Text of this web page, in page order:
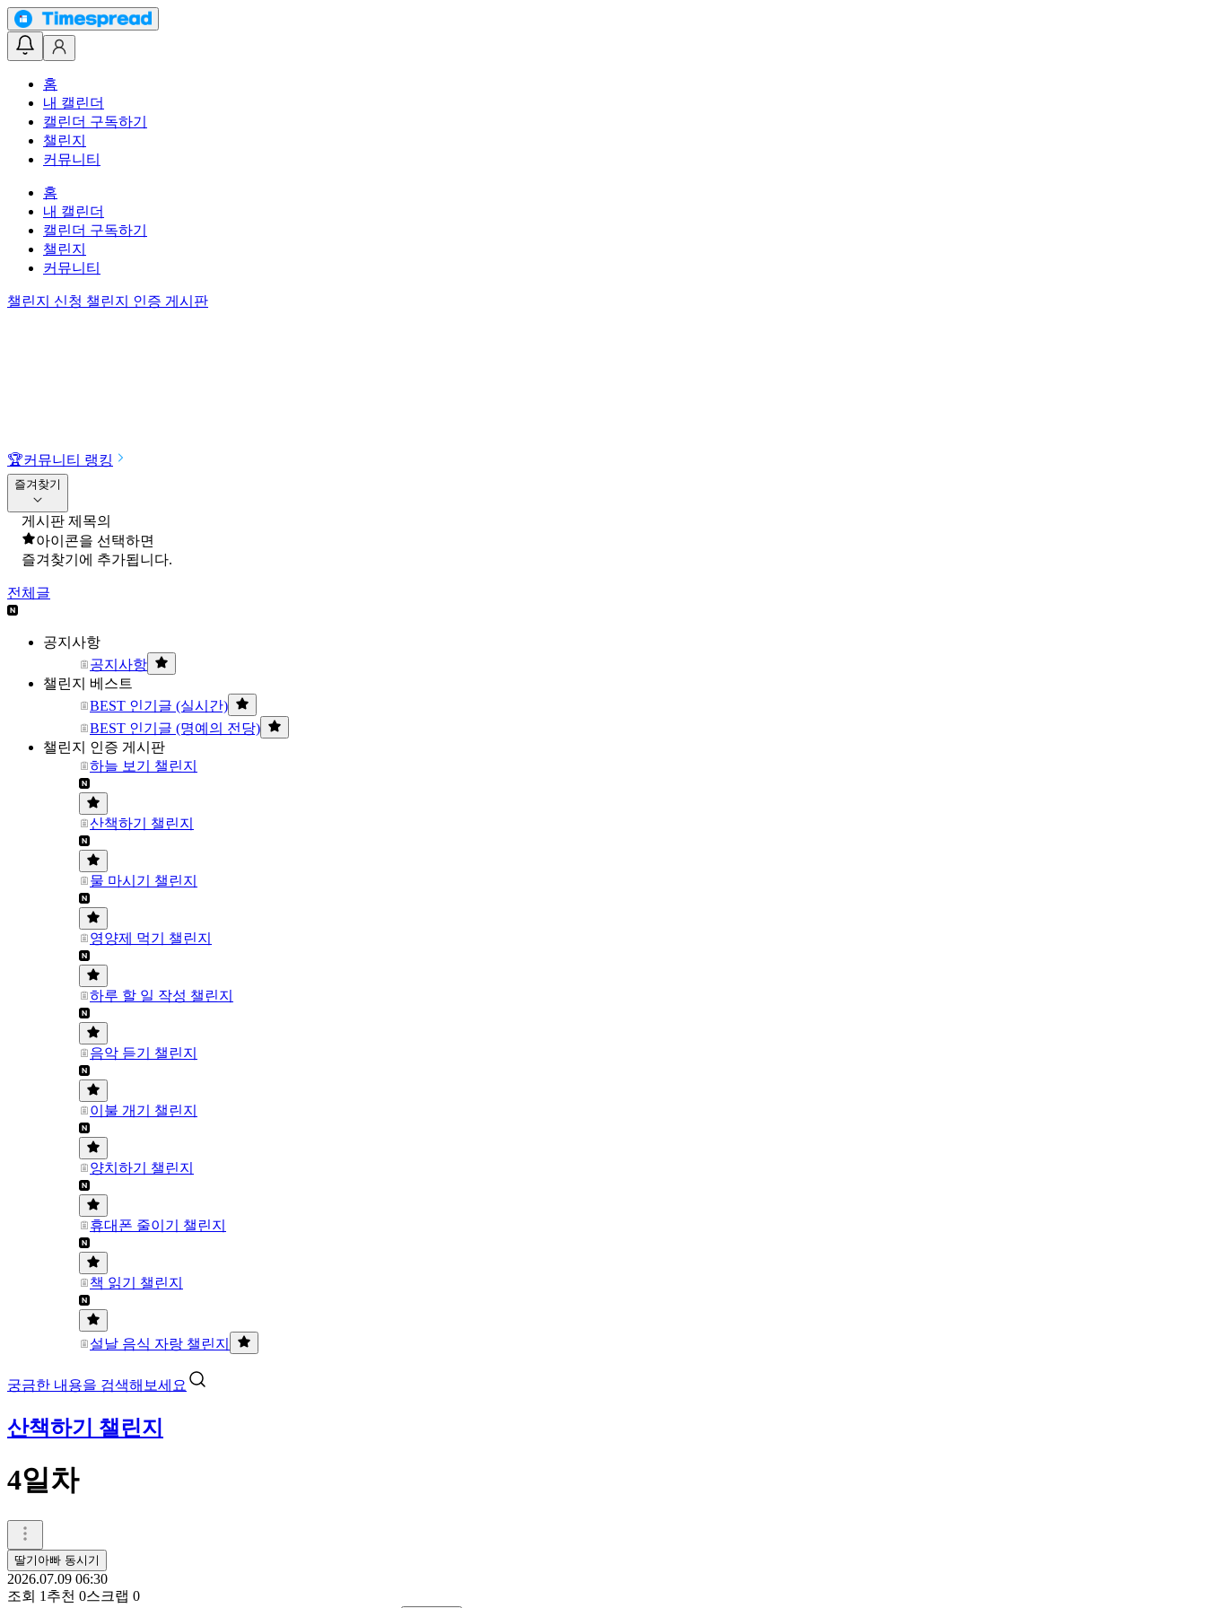
홈
내 캘린더
캘린더 구독하기
챌린지
커뮤니티
홈
내 캘린더
캘린더 구독하기
챌린지
커뮤니티
챌린지 신청 챌린지 인증 게시판
🏆커뮤니티 랭킹
즐겨찾기
게시판 제목의
아이콘을 선택하면
즐겨찾기에 추가됩니다.
전체글
공지사항
공지사항
챌린지 베스트
BEST 인기글 (실시간)
BEST 인기글 (명예의 전당)
챌린지 인증 게시판
하늘 보기 챌린지
산책하기 챌린지
물 마시기 챌린지
영양제 먹기 챌린지
하루 할 일 작성 챌린지
음악 듣기 챌린지
이불 개기 챌린지
양치하기 챌린지
휴대폰 줄이기 챌린지
책 읽기 챌린지
설날 음식 자랑 챌린지
궁금한 내용을 검색해보세요
산책하기 챌린지
4일차
딸기아빠 동시기
2026.07.09 06:30
조회 1 추천 0스크랩 0